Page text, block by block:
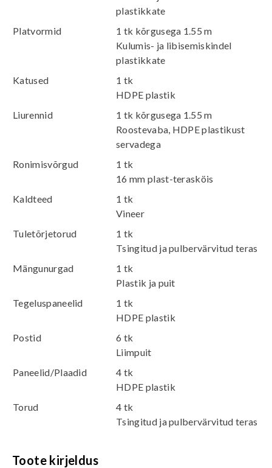
plastikkate
Platvormid
1 tk kõrgusega 1.55 m
Kulumis- ja libisemiskindel
plastikkate
Katused
1 tk
HDPE plastik
Liurennid
1 tk kõrgusega 1.55 m
Roostevaba, HDPE plastikust
servadega
Ronimisvõrgud
1 tk
16 mm plast-terasköis
Kaldteed
1 tk
Vineer
Tuletõrjetorud
1 tk
Tsingitud ja pulbervärvitud teras
Mängunurgad
1 tk
Plastik ja puit
Tegeluspaneelid
1 tk
HDPE plastik
Postid
6 tk
Liimpuit
Paneelid/Plaadid
4 tk
HDPE plastik
Torud
4 tk
Tsingitud ja pulbervärvitud teras
Toote kirjeldus